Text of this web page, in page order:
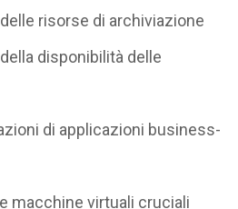
risorse di archiviazione
disponibilità delle
di applicazioni business-
macchine virtuali cruciali